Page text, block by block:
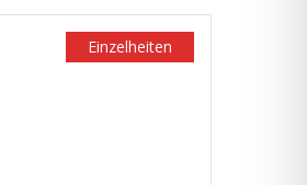
Einzelheiten